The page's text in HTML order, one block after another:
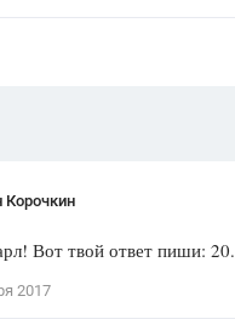
Корочкин
Вот твой ответ пиши: 20.
2017